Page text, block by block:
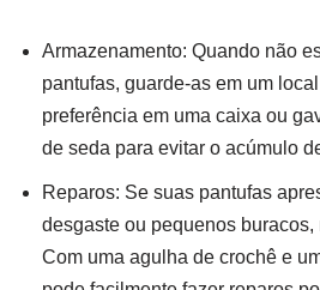
Armazenamento: Quando não
pantufas, guarde-as em um
preferência em uma caixa ou
de seda para evitar o acúmulo
Reparos: Se suas pantufas
desgaste ou pequenos buracos,
Com uma agulha de crochê e